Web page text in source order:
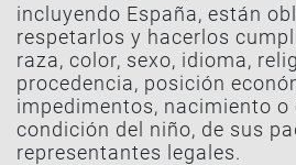
incluyendo España, están
respetarlos y hacerlos
raza, color, sexo, idioma,
procedencia, posición
impedimentos, nacimiento o
condición del niño, de sus
representantes legales.